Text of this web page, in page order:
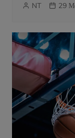
NT 29